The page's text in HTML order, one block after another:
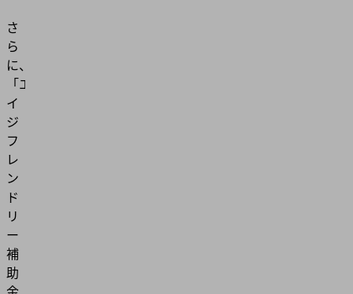
さ
ら
に、
「エ
イ
ジ
フ
レ
ン
ド
リ
ー
補
助